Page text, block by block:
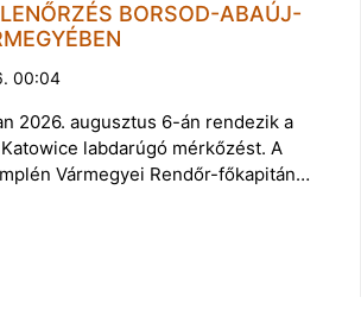
BORSOD-ABAÚJ-
00:04
2026. augusztus 6-án rendezik a
labdarúgó mérkőzést. A
Vármegyei Rendőr-főkapitán…